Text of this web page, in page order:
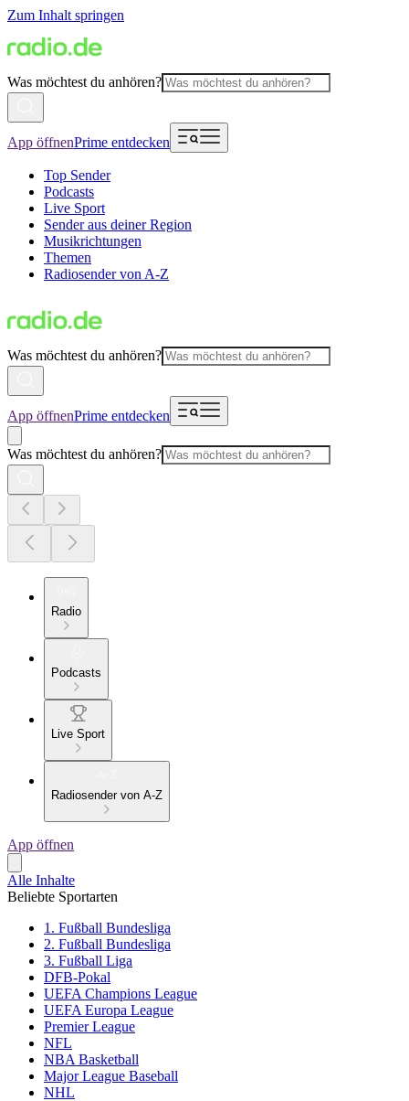
Zum Inhalt springen
Was möchtest du anhören?
App öffnenPrime entdecken
Top Sender
Podcasts
Live Sport
Sender aus deiner Region
Musikrichtungen
Themen
Radiosender von A-Z
Was möchtest du anhören?
App öffnenPrime entdecken
Was möchtest du anhören?
Radio
Podcasts
Live Sport
Radiosender von A-Z
App öffnen
Alle Inhalte
Beliebte Sportarten
1. Fußball Bundesliga
2. Fußball Bundesliga
3. Fußball Liga
DFB-Pokal
UEFA Champions League
UEFA Europa League
Premier League
NFL
NBA Basketball
Major League Baseball
NHL